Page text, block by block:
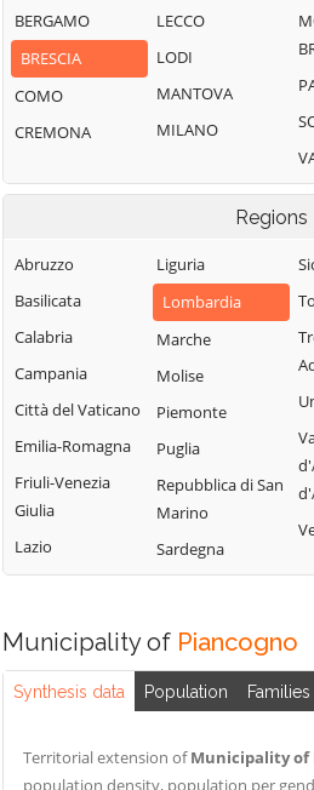
Bassano
Bresciano
Bedizzole
Berlingo
Berzo Inferiore
Bione
Borgo San
Giacomo
Borgosatollo
Borno
Botticino
Bovegno
Bovezzo
Brandico
Brione
Calcinato
Gussago
Idro
Incudine
Irma
Isorella
Leno
Limone sul Garda
Lodrino
Lograto
Lonato del Garda
Longhena
Losine
Lozio
Lumezzane
Magasa
Mairano
Malegno
Manerba del
BERGAMO
BRESCIA
COMO
CREMONA
LECCO
LODI
MANTOVA
MILANO
Regions
Abruzzo
Basilicata
Calabria
Campania
Città del Vaticano
Emilia-Romagna
Friuli-Venezia
Giulia
Lazio
Liguria
Lombardia
Marche
Molise
Piemonte
Puglia
Repubblica di San
Marino
Sardegna
Municipality of Piancogno
Synthesis data Population Families
Territorial extension ofMunicipality of
population density, population per